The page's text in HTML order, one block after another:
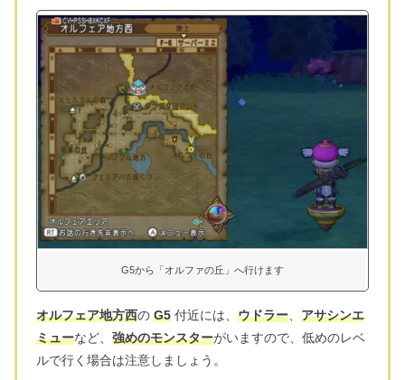
G5から「オルファの丘」へ行けます
オルフェア地方西の G5 付近には、 ウドラー、 アサシンエ
ミューなど、 強めのモンスターがいますので、低めのレベ
ルで行く場合は注意しましょう。